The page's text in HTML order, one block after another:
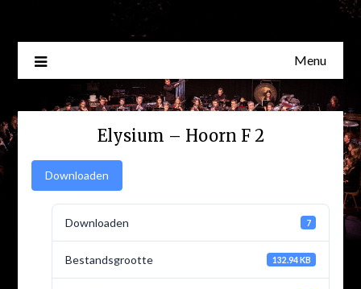
Menu
Elysium – Hoorn F 2
Downloaden
Downloaden 7
Bestandsgrootte 132.94 KB